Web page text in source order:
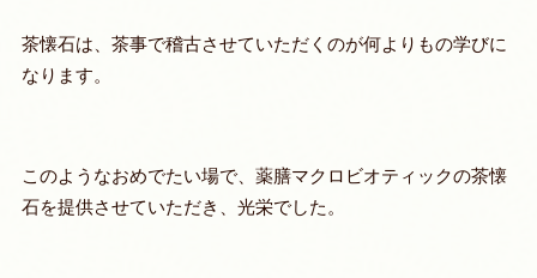
茶懐石は、茶事で稽古させていただくのが何よりもの学びに
なります。
このようなおめでたい場で、薬膳マクロビオティックの茶懐
石を提供させていただき、光栄でした。